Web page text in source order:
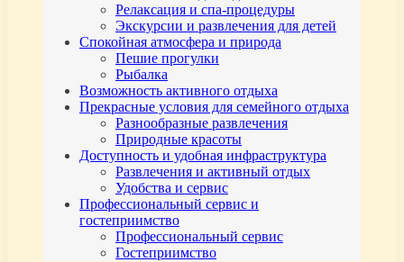
Релаксация и спа-процедуры
Экскурсии и развлечения для детей
Спокойная атмосфера и природа
Пешие прогулки
Рыбалка
Возможность активного отдыха
Прекрасные условия для семейного отдыха
Разнообразные развлечения
Природные красоты
Доступность и удобная инфраструктура
Развлечения и активный отдых
Удобства и сервис
Профессиональный сервис и
гостеприимство
Профессиональный сервис
Гостеприимство